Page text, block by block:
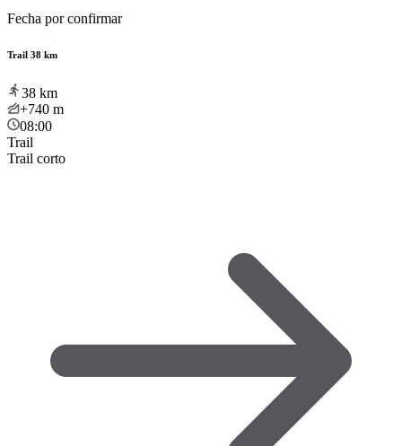
Fecha por confirmar
Trail 38 km
38 km
+740 m
08:00
Trail
Trail corto